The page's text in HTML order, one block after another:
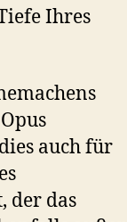
Ihres
auch für
der das